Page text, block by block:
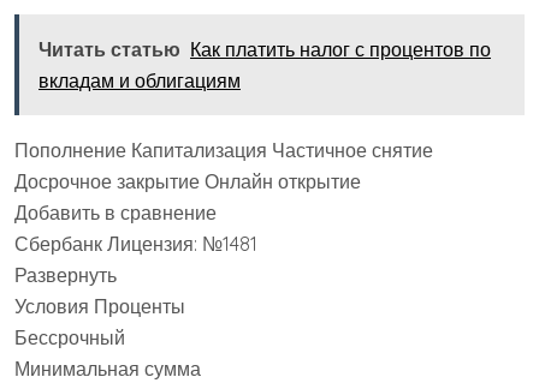
Читать статью Как платить налог с процентов по
вкладам и облигациям
Пополнение Капитализация Частичное снятие
Досрочное закрытие Онлайн открытие
Добавить в сравнение
Сбербанк Лицензия: №1481
Развернуть
Условия Проценты
Бессрочный
Минимальная сумма